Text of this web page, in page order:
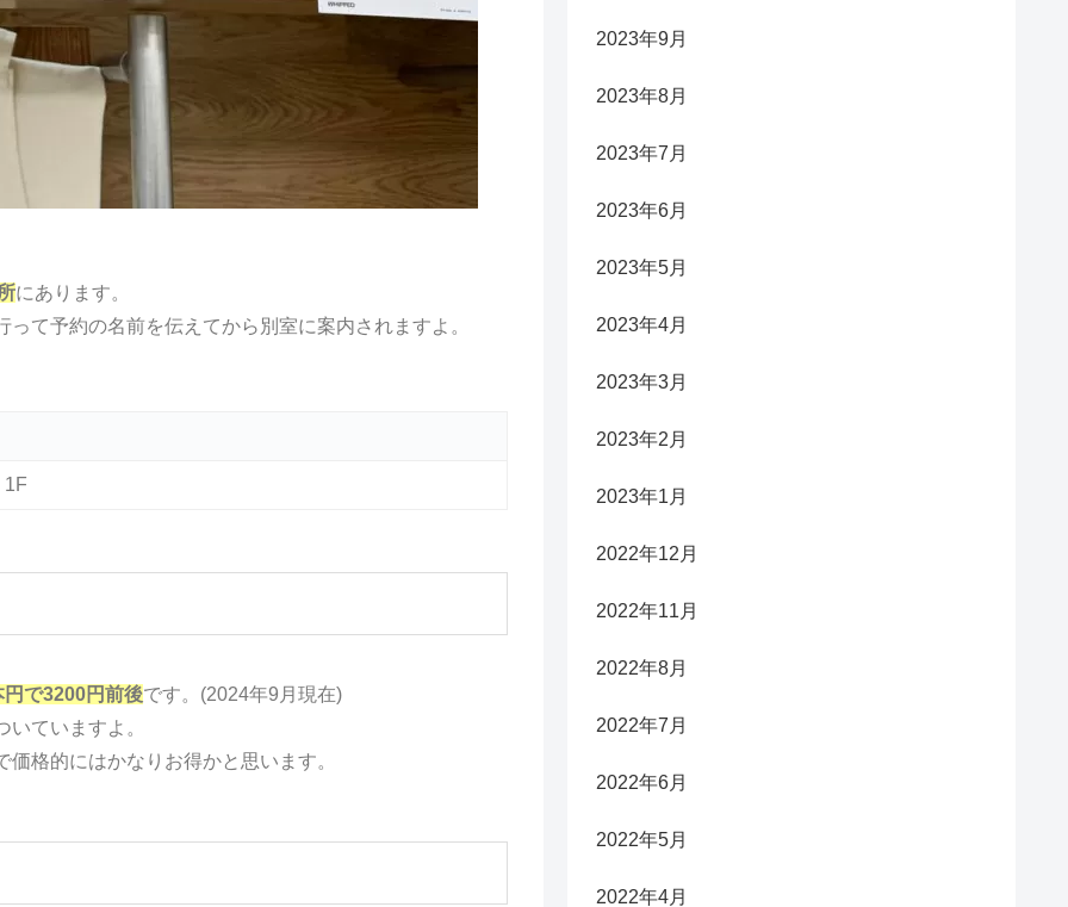
にあります。
て予約の名前を伝えてから別室に案内されますよ。
1F
で3200円前後です。(2024年9月現在)
ていますよ。
格的にはかなりお得かと思います。
2023年9月
2023年8月
2023年7月
2023年6月
2023年5月
2023年4月
2023年3月
2023年2月
2023年1月
2022年12月
2022年11月
2022年8月
2022年7月
2022年6月
2022年5月
2022年4月